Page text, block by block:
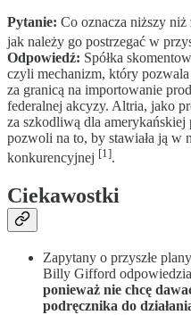
Pytanie: Co oznacza niższy
jak należy go postrzegać w
Odpowiedź: Spółka
czyli mechanizm, który
za granicą na importowanie
federalnej akcyzy. Altria, jako
za szkodliwą dla
pozwoli na to, by stawiała ją w
konkurencyjnej [1].
Ciekawostki
Zapytany o przyszłe
Billy Gifford
ponieważ nie chcę
podręcznika do